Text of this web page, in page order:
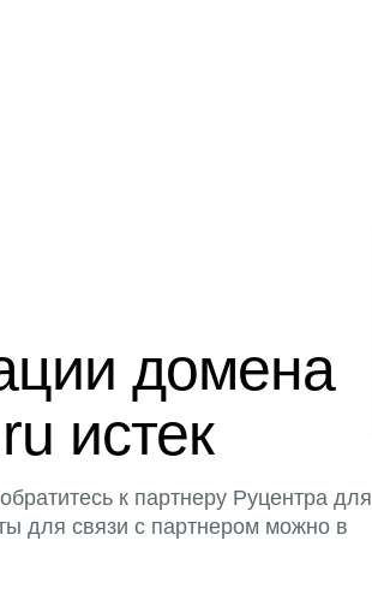
домена
истек
к партнеру Руцентра для
для связи с партнером можно в